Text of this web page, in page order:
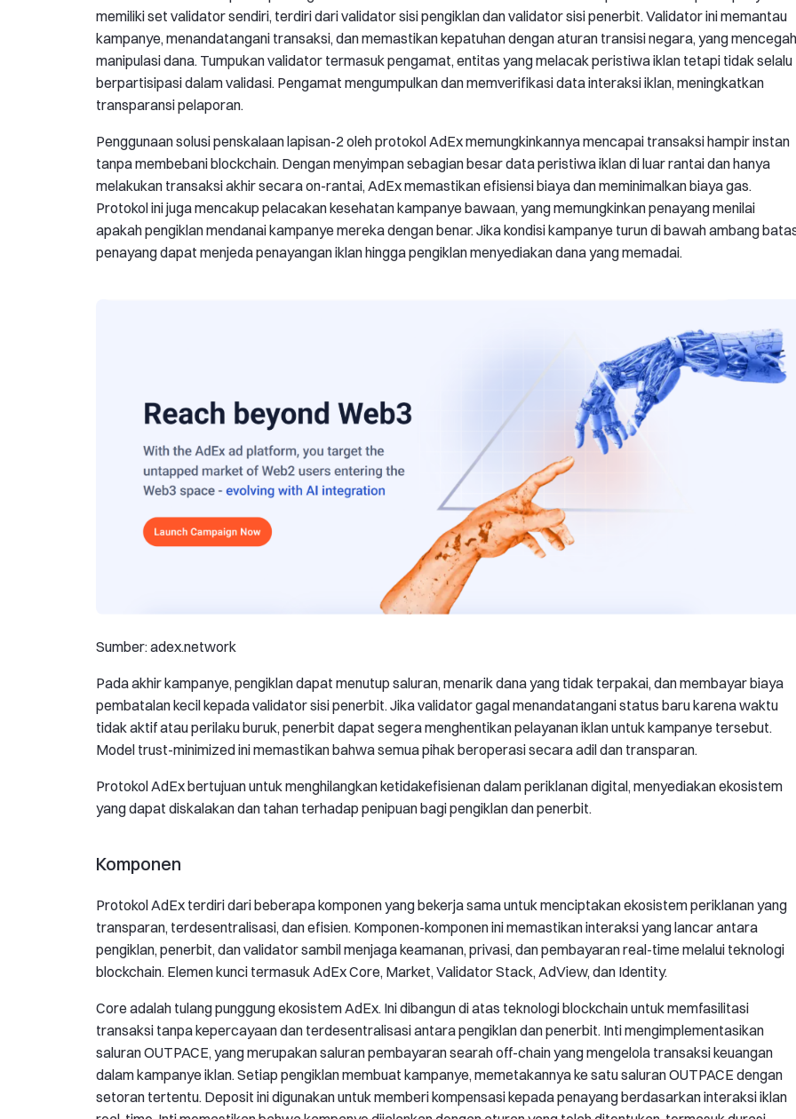
memiliki set validator sendiri, terdiri dari validator sisi pengiklan dan validator sisi penerbit. Validator ini memantau
kampanye, menandatangani transaksi, dan memastikan kepatuhan dengan aturan transisi negara, yang mencegah
manipulasi dana. Tumpukan validator termasuk pengamat, entitas yang melacak peristiwa iklan tetapi tidak selalu
berpartisipasi dalam validasi. Pengamat mengumpulkan dan memverifikasi data interaksi iklan, meningkatkan
transparansi pelaporan.
Penggunaan solusi penskalaan lapisan-2 oleh protokol AdEx memungkinkannya mencapai transaksi hampir instan
tanpa membebani blockchain. Dengan menyimpan sebagian besar data peristiwa iklan di luar rantai dan hanya
melakukan transaksi akhir secara on-rantai, AdEx memastikan efisiensi biaya dan meminimalkan biaya gas.
Protokol ini juga mencakup pelacakan kesehatan kampanye bawaan, yang memungkinkan penayang menilai
apakah pengiklan mendanai kampanye mereka dengan benar. Jika kondisi kampanye turun di bawah ambang
penayang dapat menjeda penayangan iklan hingga pengiklan menyediakan dana yang memadai.
Sumber: adex.network
Pada akhir kampanye, pengiklan dapat menutup saluran, menarik dana yang tidak terpakai, dan membayar biaya
pembatalan kecil kepada validator sisi penerbit. Jika validator gagal menandatangani status baru karena waktu
tidak aktif atau perilaku buruk, penerbit dapat segera menghentikan pelayanan iklan untuk kampanye tersebut.
Model trust-minimized ini memastikan bahwa semua pihak beroperasi secara adil dan transparan.
Protokol AdEx bertujuan untuk menghilangkan ketidakefisienan dalam periklanan digital, menyediakan ekosistem
yang dapat diskalakan dan tahan terhadap penipuan bagi pengiklan dan penerbit.
Komponen
Protokol AdEx terdiri dari beberapa komponen yang bekerja sama untuk menciptakan ekosistem periklanan yang
transparan, terdesentralisasi, dan efisien. Komponen-komponen ini memastikan interaksi yang lancar antara
pengiklan, penerbit, dan validator sambil menjaga keamanan, privasi, dan pembayaran real-time melalui teknologi
blockchain. Elemen kunci termasuk AdEx Core, Market, Validator Stack, AdView, dan Identity.
Core adalah tulang punggung ekosistem AdEx. Ini dibangun di atas teknologi blockchain untuk memfasilitasi
transaksi tanpa kepercayaan dan terdesentralisasi antara pengiklan dan penerbit. Inti mengimplementasikan
saluran OUTPACE, yang merupakan saluran pembayaran searah off-chain yang mengelola transaksi keuangan
dalam kampanye iklan. Setiap pengiklan membuat kampanye, memetakannya ke satu saluran OUTPACE dengan
setoran tertentu. Deposit ini digunakan untuk memberi kompensasi kepada penayang berdasarkan interaksi iklan